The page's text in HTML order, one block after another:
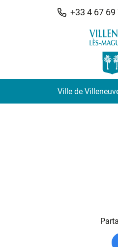
+33 4 67 69
Ville de